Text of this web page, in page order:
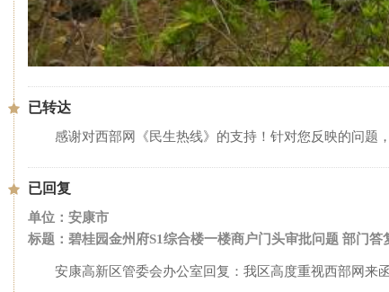
已转达
感谢对西部网《民生热线》的支持！针对您反映的问题
已回复
单位：安康市
标题：碧桂园金州府S1综合楼一楼商户门头审批问题 部门答
安康高新区管委会办公室回复：我区高度重视西部网来